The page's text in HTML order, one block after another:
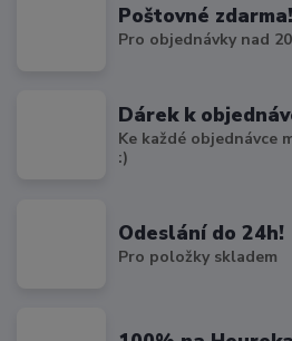
Poštovné zdarma!
Pro objednávky nad
Dárek k
Ke každé objednávce
:)
Odeslání do 24h!
Pro položky skladem